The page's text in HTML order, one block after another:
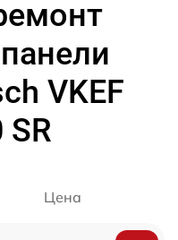
VKEF
SR
Цена